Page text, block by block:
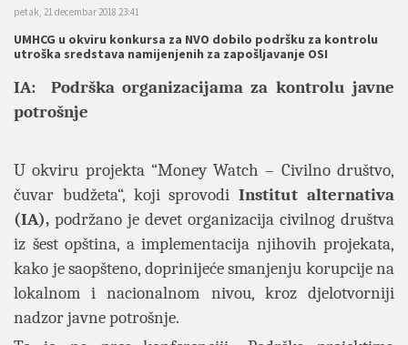
petak, 21 decembar 2018 23:41
UMHCG u okviru konkursa za NVO dobilo podršku za kontrolu
utroška sredstava namijenjenih za zapošljavanje OSI
IA: Podrška organizacijama za kontrolu javne
potrošnje
U okviru projekta “Money Watch – Civilno društvo,
čuvar budžeta“, koji sprovodiInstitut alternativa
(IA), podržano je devet organizacija civilnog društva
iz šest opština, a implementacija njihovih projekata,
kako je saopšteno, doprinijeće smanjenju korupcije na
lokalnom i nacionalnom nivou, kroz djelotvorniji
nadzor javne potrošnje.